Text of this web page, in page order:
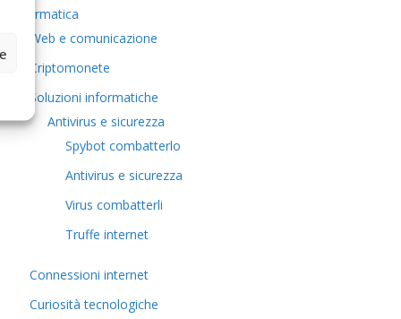
Informatica
Web e comunicazione
Criptomonete
Soluzioni informatiche
Antivirus e sicurezza
Spybot combatterlo
Antivirus e sicurezza
Virus combatterli
Truffe internet
Connessioni internet
Curiosità tecnologiche